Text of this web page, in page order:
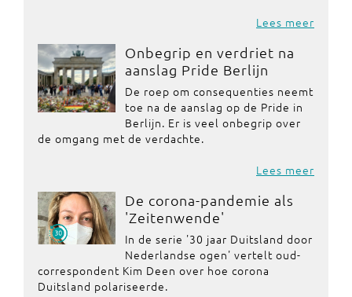
Lees meer
Onbegrip en verdriet na
aanslag Pride Berlijn
De roep om consequenties neemt
toe na de aanslag op de Pride in
Berlijn. Er is veel onbegrip over
de omgang met de verdachte.
Lees meer
De corona-pandemie als
'Zeitenwende'
In de serie '30 jaar Duitsland door
Nederlandse ogen' vertelt oud-
correspondent Kim Deen over hoe corona
Duitsland polariseerde.